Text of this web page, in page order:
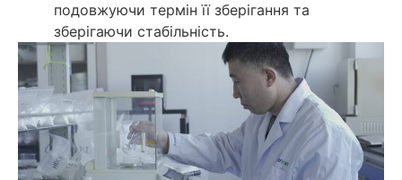
подовжуючи термін її зберігання та
зберігаючи стабільність.